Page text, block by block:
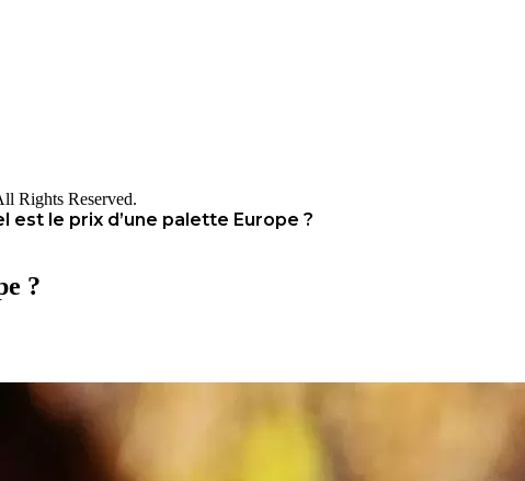
Rights Reserved.
est le prix d’une palette Europe ?
?